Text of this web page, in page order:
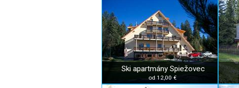
Ski apartmány Spiežovec
od 12,00 €